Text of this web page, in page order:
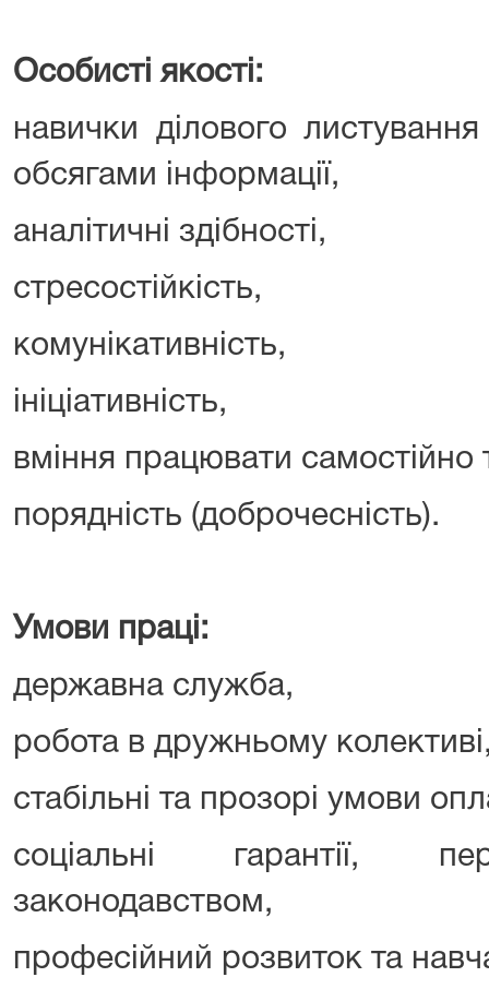
Особисті якості:
навички ділового
обсягами інформації,
аналітичні здібності,
стресостійкість,
комунікативність,
ініціативність,
вміння працювати самостійно
порядність (доброчесність).
Умови праці:
державна служба,
робота в дружньому
стабільні та прозорі умови
соціальні гарантії,
законодавством,
професійний розвиток та